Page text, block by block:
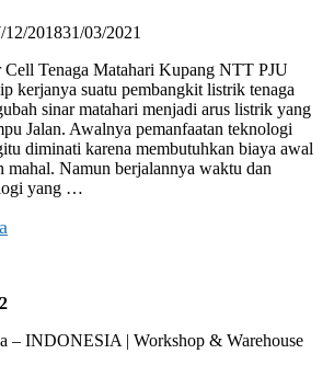
12/201831/03/2021
Tenaga Matahari Kupang NTT PJU
kerjanya suatu pembangkit listrik tenaga
sinar matahari menjadi arus listrik yang
Jalan. Awalnya pemanfaatan teknologi
diminati karena membutuhkan biaya awal
mahal. Namun berjalannya waktu dan
yang …
– INDONESIA | Workshop & Warehouse